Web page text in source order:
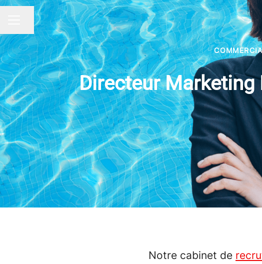
MENU CARRIÈRE
Partager la page
Directeur
Notre cabinet de